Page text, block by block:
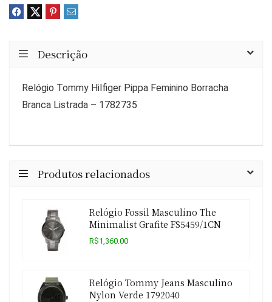
Descrição
Relógio Tommy Hilfiger Pippa Feminino Borracha
Branca Listrada – 1782735
Produtos relacionados
Relógio Fossil Masculino The
Minimalist Grafite FS5459/1CN
R$1,360.00
Relógio Tommy Jeans Masculino
Nylon Verde 1792040